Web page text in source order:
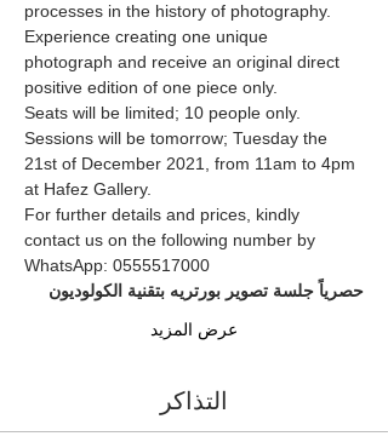
processes in the history of photography.
Experience creating one unique
photograph and receive an original direct
positive edition of one piece only.
Seats will be limited; 10 people only.
Sessions will be tomorrow; Tuesday the
21st of December 2021, from 11am to 4pm
at Hafez Gallery.
For further details and prices, kindly
contact us on the following number by
WhatsApp: 0555517000
حصرياً جلسة تصوير بورتريه بتقنية الكولوديون
عرض المزيد
التذاكر